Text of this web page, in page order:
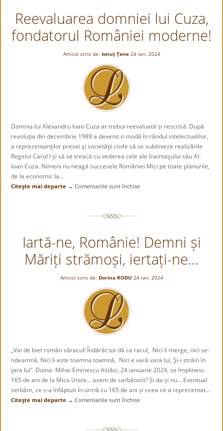
răsunat
câteva
împușcături
tăioase.”
Reevaluarea domniei lui Cuza,
fondatorul României moderne!
Articol scris de: Ionuț Țene 24 ian. 2024
Domnia lui Alexandru Ioan Cuza ar trebui reevaluată și rescrisă. După
revoluţia din decembrie 1989 a devenit o modă în rândul intelectualilor,
a reprezentanţilor presei şi societăţii civile să se sublinieze realizările
Regelui Carol I şi să se treacă cu vederea cele ale înaintaşului său Al.
Ioan Cuza. Nimeni nu neagă succesele României Mici pe toate planurile,
de la economic la...
Citeşte mai departe → Comentariile sunt închise
fondatorul
României
moderne!
Iartă-ne, Românie! Demni și
Măriți strămoși, iertați-ne…
Articol scris de: Dorina RODU 24 ian. 2024
„Vai de biet român săracul! Îndărăt tot dă ca racul, Nici îi merge, nici se-
ndeamnă, Nici îi este toamna toamnă, Nici e vară vara lui, Şi-i străin în
ţara lui”. Doina- Mihai Eminescu Astăzi, 24 ianuarie 2024, se împlinesc
165 de ani de la Mica Unire… avem de sarbătorit? Și da și nu… Eventual
serbăm, ce s-a înfăptuit în urmă cu 165 de ani și ceea ce a reprezentat...
Citeşte mai departe → Comentariile sunt închise